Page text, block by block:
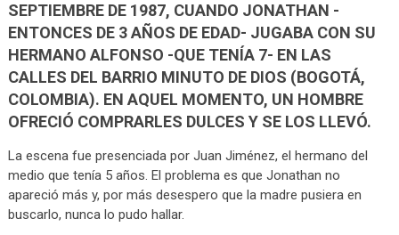
SEPTIEMBRE DE 1987, CUANDO JONATHAN -
ENTONCES DE 3 AÑOS DE EDAD- JUGABA CON SU
HERMANO ALFONSO -QUE TENÍA 7- EN LAS
CALLES DEL BARRIO MINUTO DE DIOS (BOGOTÁ,
COLOMBIA). EN AQUEL MOMENTO, UN HOMBRE
OFRECIÓ COMPRARLES DULCES Y SE LOS LLEVÓ.
La escena fue presenciada por Juan Jiménez, el hermano del
medio que tenía 5 años. El problema es que Jonathan no
apareció más y, por más desespero que la madre pusiera en
buscarlo, nunca lo pudo hallar.